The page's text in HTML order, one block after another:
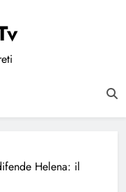
Helena: il